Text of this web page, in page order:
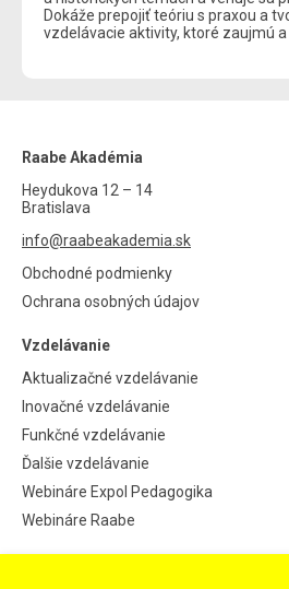
Dokáže prepojiť teóriu s praxou a
vzdelávacie aktivity, ktoré zaujmú a
Raabe Akadémia
Heydukova 12 – 14
Bratislava
info@raabeakademia.sk
Obchodné podmienky
Ochrana osobných údajov
Vzdelávanie
Aktualizačné vzdelávanie
Inovačné vzdelávanie
Funkčné vzdelávanie
Ďalšie vzdelávanie
Webináre Expol Pedagogika
Webináre Raabe